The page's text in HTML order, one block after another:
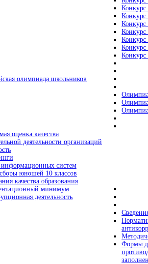
Конкурс
Конкурс
Конкурс
Конкурс
Конкурс
Конкурс
Конкурс
олимпиада школьников
оценка качества
деятельности организаций
информационных систем
юношей 10 классов
качества образования
минимум
деятельность
Формы